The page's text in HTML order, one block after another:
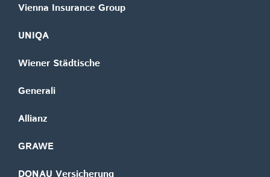
Vienna Insurance Group
UNIQA
Wiener Städtische
Generali
Allianz
GRAWE
DONAU Versicherung